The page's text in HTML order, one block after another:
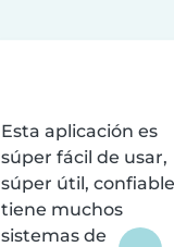
Esta aplicación es
súper fácil de usar,
súper útil,
tiene muchos
sistemas de